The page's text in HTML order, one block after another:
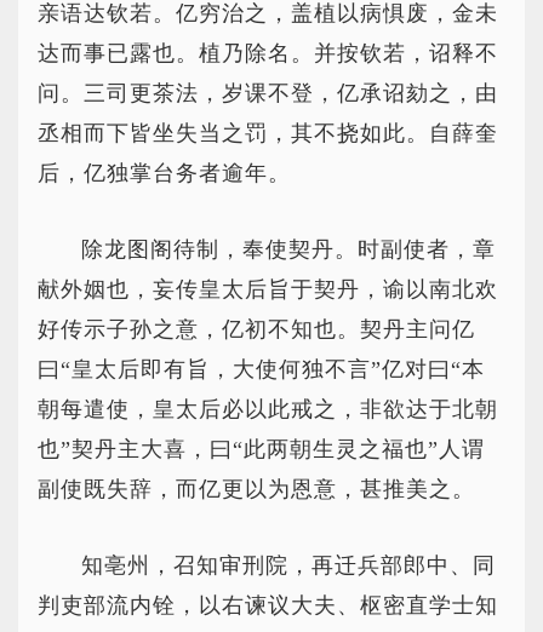
亲语达钦若。亿穷治之，盖植以病惧废，金未
达而事已露也。植乃除名。并按钦若，诏释不
问。三司更茶法，岁课不登，亿承诏劾之，由
丞相而下皆坐失当之罚，其不挠如此。自薛奎
后，亿独掌台务者逾年。
除龙图阁待制，奉使契丹。时副使者，章
献外姻也，妄传皇太后旨于契丹，谕以南北欢
好传示子孙之意，亿初不知也。契丹主问亿
曰“皇太后即有旨，大使何独不言”亿对曰“本
朝每遣使，皇太后必以此戒之，非欲达于北朝
也”契丹主大喜，曰“此两朝生灵之福也”人谓
副使既失辞，而亿更以为恩意，甚推美之。
知亳州，召知审刑院，再迁兵部郎中、同
判吏部流内铨，以右谏议大夫、枢密直学士知